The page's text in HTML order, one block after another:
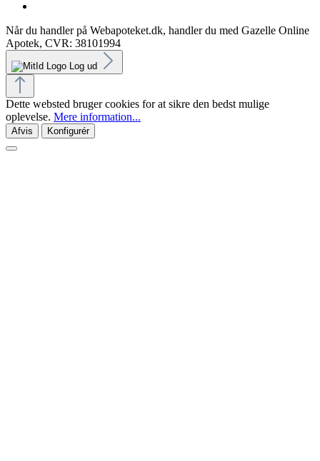
Når du handler på Webapoteket.dk, handler du med Gazelle Online
Apotek, CVR: 38101994
Log ud
Dette websted bruger cookies for at sikre den bedst mulige
oplevelse. Mere information...
Afvis Konfigurér